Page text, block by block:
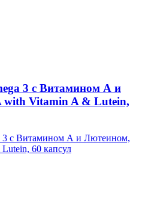
3 с Витамином А и
Vitamin A & Lutein,